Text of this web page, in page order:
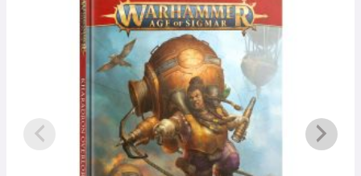
initial
était :
50,00 €.
actuel
est :
47,50 €.